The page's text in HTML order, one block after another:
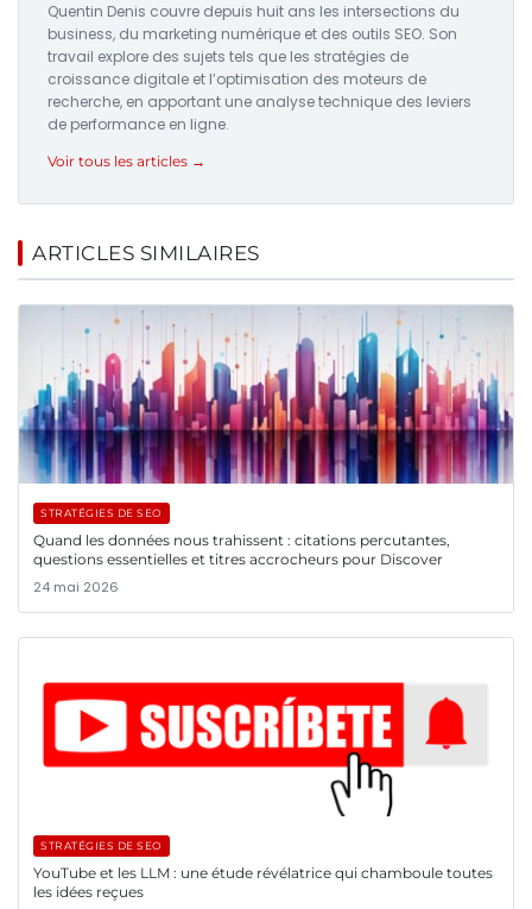
Quentin Denis couvre depuis huit ans les intersections du
business, du marketing numérique et des outils SEO. Son
travail explore des sujets tels que les stratégies de
croissance digitale et l’optimisation des moteurs de
recherche, en apportant une analyse technique des leviers
de performance en ligne.
Voir tous les articles →
ARTICLES SIMILAIRES
STRATÉGIES DE SEO
Quand les données nous trahissent : citations percutantes,
questions essentielles et titres accrocheurs pour Discover
24 mai 2026
STRATÉGIES DE SEO
YouTube et les LLM : une étude révélatrice qui chamboule toutes
les idées reçues